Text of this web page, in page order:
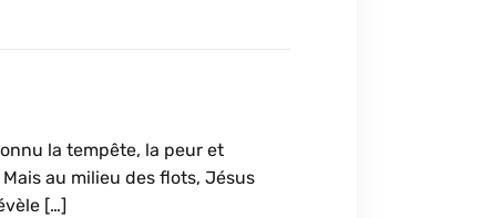
la tempête, la peur et
au milieu des flots, Jésus
[…]